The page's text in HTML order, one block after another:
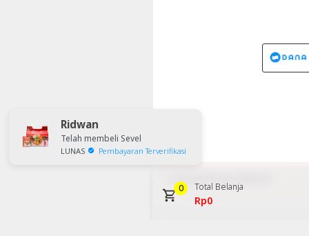
Ridwan
Telah membeli Sevel
LUNAS Pembayaran Terverifikasi
0 Total Belanja
Rp0